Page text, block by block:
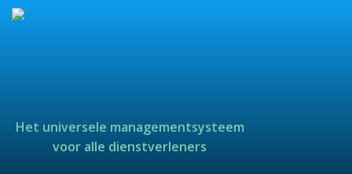
Het universele managementsysteem
voor alle dienstverleners